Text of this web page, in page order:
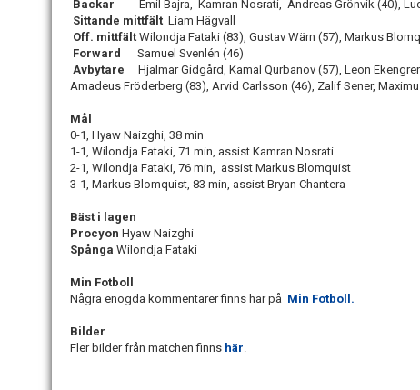
Backar
Emil Bajra, Kamran Nosrati, Andreas Grönvik (40),
Sittande mittfält Liam Hägvall
Off. mittfält Wilondja Fataki (83), Gustav Wärn (57), Markus
Forward Samuel Svenlén (46)
Avbytare
Hjalmar Gidgård, Kamal Qurbanov (57), Leon
Amadeus Fröderberg (83), Arvid Carlsson (46), Zalif Sener,
Mål
0-1, Hyaw Naizghi, 38 min
1-1, Wilondja Fataki, 71 min, assist Kamran Nosrati
2-1, Wilondja Fataki, 76 min, assist Markus Blomquist
3-1, Markus Blomquist, 83 min, assist Bryan Chantera
Bäst i lagen
Procyon Hyaw Naizghi
Spånga Wilondja Fataki
Min Fotboll
Några enögda kommentarer finns här på Min Fotboll.
Bilder
Fler bilder från matchen finns här.